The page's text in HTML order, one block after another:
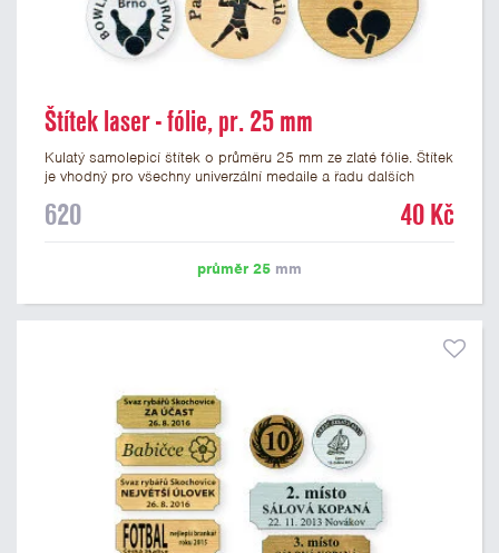
Štítek laser - fólie, pr. 25 mm
Kulatý samolepicí štítek o průměru 25 mm ze zlaté fólie. Štítek
je vhodný pro všechny univerzální medaile a řadu dalších
štítek je možné laserem vypálit logo nebo text dle vašeho
620 40 Kč
průměr 25 mm